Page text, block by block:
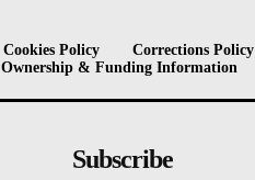
Cookies Policy Corrections Policy
Ownership & Funding Information
Subscribe